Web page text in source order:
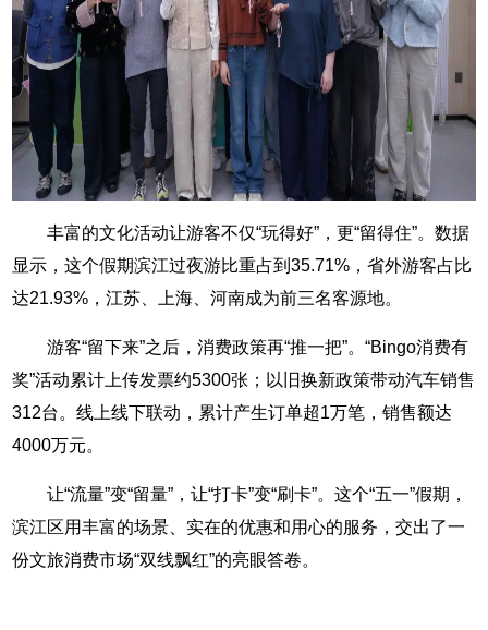
丰富的文化活动让游客不仅“玩得好”，更“留得住”。数据
显示，这个假期滨江过夜游比重占到35.71%，省外游客占比
达21.93%，江苏、上海、河南成为前三名客源地。
游客“留下来”之后，消费政策再“推一把”。“Bingo消费有
奖”活动累计上传发票约5300张；以旧换新政策带动汽车销售
312台。线上线下联动，累计产生订单超1万笔，销售额达
4000万元。
让“流量”变“留量”，让“打卡”变“刷卡”。这个“五一”假期，
滨江区用丰富的场景、实在的优惠和用心的服务，交出了一
份文旅消费市场“双线飘红”的亮眼答卷。